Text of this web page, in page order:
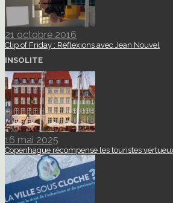
21 octobre 2016
Clip of Friday : Réflexions avec Jean Nouvel
INSOLITE
16 mai 2025
Copenhague récompense les touristes